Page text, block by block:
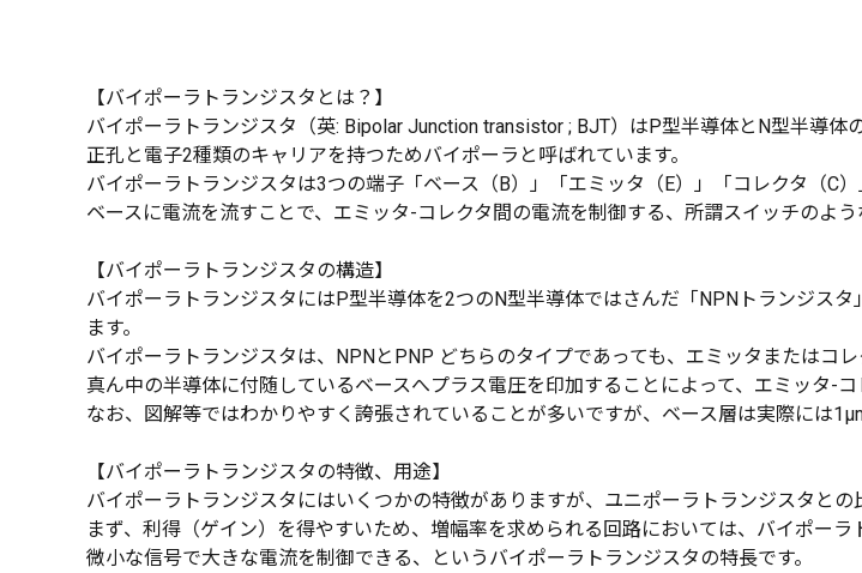
【バイポーラトランジスタとは？】
バイポーラトランジスタ（英: Bipolar Junction transistor ; BJT）はP型半導体とN型半導体
正孔と電子2種類のキャリアを持つためバイポーラと呼ばれています。
バイポーラトランジスタは3つの端子「ベース（B）」「エミッタ（E）」「コレクタ（C）
ベースに電流を流すことで、エミッタ-コレクタ間の電流を制御する、所謂スイッチのよう
【バイポーラトランジスタの構造】
バイポーラトランジスタにはP型半導体を2つのN型半導体ではさんだ「NPNトランジス
ます。
バイポーラトランジスタは、NPNとPNP どちらのタイプであっても、エミッタまたはコ
真ん中の半導体に付随しているベースへプラス電圧を印加することによって、エミッタ-コ
なお、図解等ではわかりやすく誇張されていることが多いですが、ベース層は実際には
【バイポーラトランジスタの特徴、用途】
バイポーラトランジスタにはいくつかの特徴がありますが、ユニポーラトランジスタとの
まず、利得（ゲイン）を得やすいため、増幅率を求められる回路においては、バイポー
微小な信号で大きな電流を制御できる、というバイポーラトランジスタの特長です。